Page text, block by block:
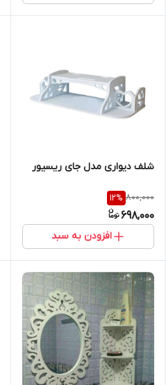
شلف دیواری مدل جای ریسیور
800,000
12%
698,000
افزودن به سبد